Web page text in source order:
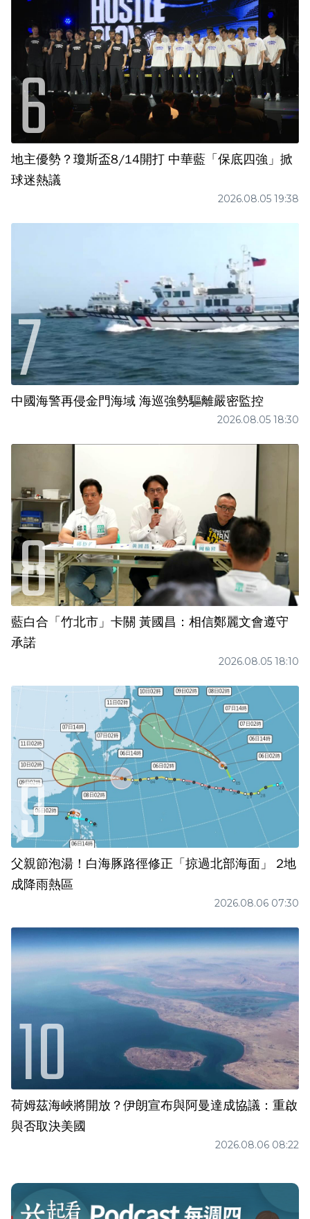
地主優勢？瓊斯盃8/14開打 中華藍「保底四強」掀
球迷熱議
2026.08.05 19:38
中國海警再侵金門海域 海巡強勢驅離嚴密監控
2026.08.05 18:30
藍白合「竹北市」卡關 黃國昌：相信鄭麗文會遵守
承諾
2026.08.05 18:10
父親節泡湯！白海豚路徑修正「掠過北部海面」 2地
成降雨熱區
2026.08.06 07:30
荷姆茲海峽將開放？伊朗宣布與阿曼達成協議：重啟
與否取決美國
2026.08.06 08:22